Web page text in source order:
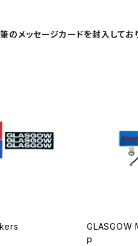
のメッセージカードを封入して
p